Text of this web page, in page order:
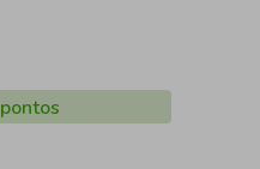
pontos